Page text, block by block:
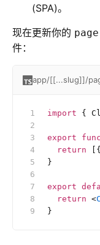
(SPA)。
现在更新你的
件：
app/[[...slug]]/
import {
export
  return
}
export
  return
<
}